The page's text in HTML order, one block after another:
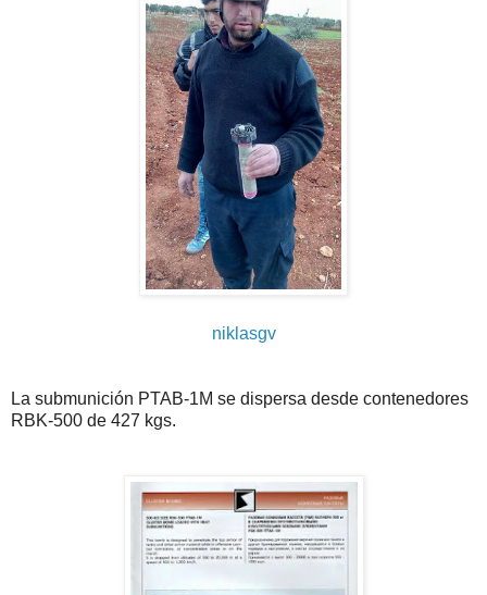
niklasgv
La submunición PTAB-1M se dispersa desde contenedores
RBK-500 de 427 kgs.